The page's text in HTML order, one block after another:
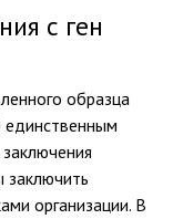
с ген
образца
заключить
организации. В